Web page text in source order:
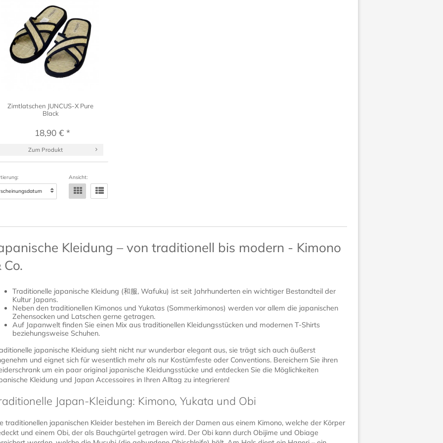
Zimtlatschen JUNCUS-X Pure
Black
18,90 € *
Zum Produkt
Ansicht:
Kleidung – von traditionell bis modern - Kimono
Co.
Traditionelle japanische Kleidung (和服, Wafuku) ist seit Jahrhunderten ein wichtiger Bestandteil der
Kultur Japans.
Neben den traditionellen Kimonos und Yukatas (Sommerkimonos) werden vor allem die japanischen
Zehensocken und Latschen gerne getragen.
Auf Japanwelt finden Sie einen Mix aus traditionellen Kleidungsstücken und modernen T-Shirts
beziehungsweise Schuhen.
japanische Kleidung sieht nicht nur wunderbar elegant aus, sie trägt sich auch äußerst
und eignet sich für wesentlich mehr als nur Kostümfeste oder Conventions. Bereichern Sie ihren
um ein paar original japanische Kleidungsstücke und entdecken Sie die Möglichkeiten
Kleidung und Japan Accessoires in Ihren Alltag zu integrieren!
Japan-Kleidung: Kimono, Yukata und Obi
traditionellen japanischen Kleider bestehen im Bereich der Damen aus einem Kimono, welche der Körper
und einem Obi, der als Bauchgürtel getragen wird. Der Obi kann durch Obijime und Obiage